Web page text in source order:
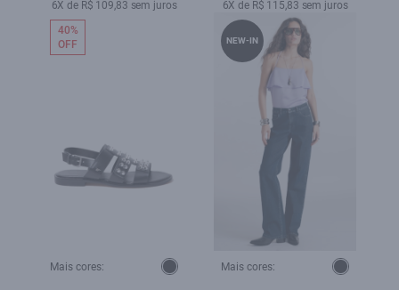
6X de R$ 109,83 sem juros 6X de R$ 115,83 sem juros
Mais cores:
40%
OFF
Mais cores:
NEW-IN